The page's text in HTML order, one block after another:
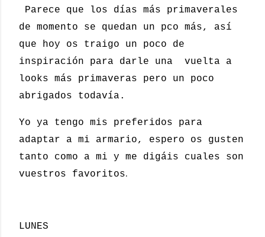
Parece que los días más primaverales
de momento se quedan un pco más, así
que hoy os traigo un poco de
inspiración para darle una vuelta a
looks más primaveras pero un poco
abrigados todavía.
Yo ya tengo mis preferidos para
adaptar a mi armario, espero os gusten
tanto como a mi y me digáis cuales son
vuestros favoritos.
LUNES